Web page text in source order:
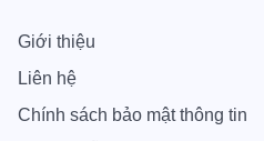
Giới thiệu
Liên hệ
Chính sách bảo mật thông tin